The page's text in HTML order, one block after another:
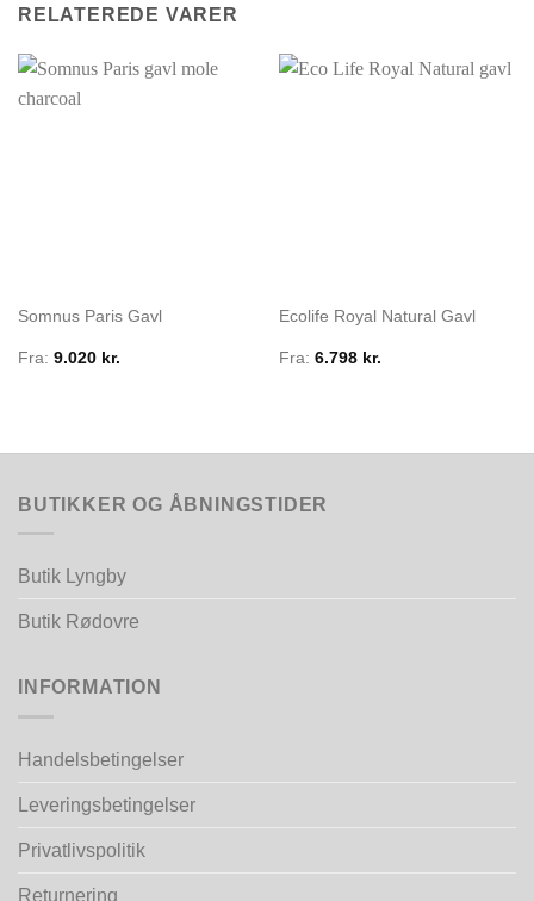
RELATEREDE VARER
Somnus Paris Gavl
Fra: 9.020 kr.
Ecolife Royal Natural Gavl
Fra: 6.798 kr.
BUTIKKER OG ÅBNINGSTIDER
Butik Lyngby
Butik Rødovre
INFORMATION
Handelsbetingelser
Leveringsbetingelser
Privatlivspolitik
Returnering